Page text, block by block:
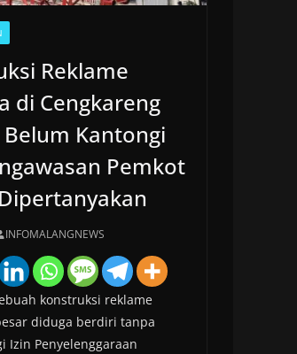
Reklame
di Cengkareng
Kantongi
Pemkot
INFOMALANGNEWS
konstruksi reklame
diduga berdiri tanpa
Izin Penyelenggaraan